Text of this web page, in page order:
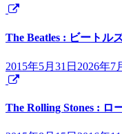
The Beatles : ビートル
2015年5月31日 2026年7
The Rolling Stones : ロ